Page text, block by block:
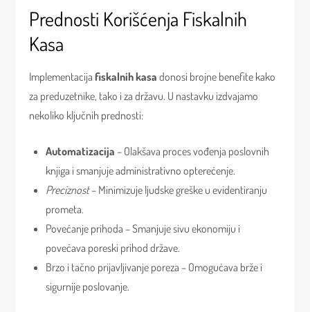
Prednosti Korišćenja Fiskalnih
Kasa
Implementacijafiskalnih kasa donosi brojne benefite kako
za preduzetnike, tako i za državu. U nastavku izdvajamo
nekoliko ključnih prednosti:
Automatizacija – Olakšava proces vođenja poslovnih
knjiga i smanjuje administrativno opterećenje.
Preciznost– Minimizuje ljudske greške u evidentiranju
prometa.
Povećanje prihoda – Smanjuje sivu ekonomiju i
povećava poreski prihod države.
Brzo i tačno prijavljivanje poreza – Omogućava brže i
sigurnije poslovanje.